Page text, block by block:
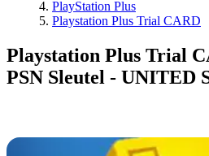
PlayStation Plus
Playstation Plus Trial CARD
Playstation Plus Trial
PSN Sleutel - UNITED